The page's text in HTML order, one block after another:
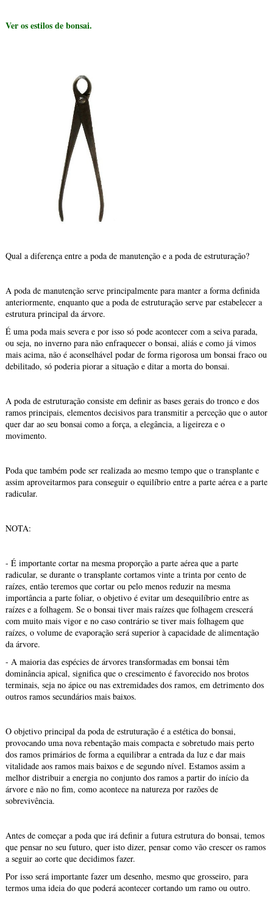
Ver os estilos de bonsai.
Qual a diferença entre a poda de manutenção e a poda de estruturação?
A poda de manutenção serve principalmente para manter a forma definida
anteriormente, enquanto que a poda de estruturação serve par estabelecer a
estrutura principal da árvore.
É uma poda mais severa e por isso só pode acontecer com a seiva parada,
ou seja, no inverno para não enfraquecer o bonsai, aliás e como já vimos
mais acima, não é aconselhável podar de forma rigorosa um bonsai fraco ou
debilitado, só poderia piorar a situação e ditar a morta do bonsai.
A poda de estruturação consiste em definir as bases gerais do tronco e dos
ramos principais, elementos decisivos para transmitir a perceção que o autor
quer dar ao seu bonsai como a força, a elegância, a ligeireza e o
movimento.
Poda que também pode ser realizada ao mesmo tempo que o transplante e
assim aproveitarmos para conseguir o equilíbrio entre a parte aérea e a parte
radicular.
NOTA:
- É importante cortar na mesma proporção a parte aérea que a parte
radicular, se durante o transplante cortamos vinte a trinta por cento de
raízes, então teremos que cortar ou pelo menos reduzir na mesma
importância a parte foliar, o objetivo é evitar um desequilíbrio entre as
raízes e a folhagem. Se o bonsai tiver mais raízes que folhagem crescerá
com muito mais vigor e no caso contrário se tiver mais folhagem que
raízes, o volume de evaporação será superior à capacidade de alimentação
da árvore.
- A maioria das espécies de árvores transformadas em bonsai têm
dominância apical, significa que o crescimento é favorecido nos brotos
terminais, seja no ápice ou nas extremidades dos ramos, em detrimento dos
outros ramos secundários mais baixos.
O objetivo principal da poda de estruturação é a estética do bonsai,
provocando uma nova rebentação mais compacta e sobretudo mais perto
dos ramos primários de forma a equilibrar a entrada da luz e dar mais
vitalidade aos ramos mais baixos e de segundo nível. Estamos assim a
melhor distribuir a energia no conjunto dos ramos a partir do início da
árvore e não no fim, como acontece na natureza por razões de
sobrevivência.
Antes de começar a poda que irá definir a futura estrutura do bonsai, temos
que pensar no seu futuro, quer isto dizer, pensar como vão crescer os ramos
a seguir ao corte que decidimos fazer.
Por isso será importante fazer um desenho, mesmo que grosseiro, para
termos uma ideia do que poderá acontecer cortando um ramo ou outro.